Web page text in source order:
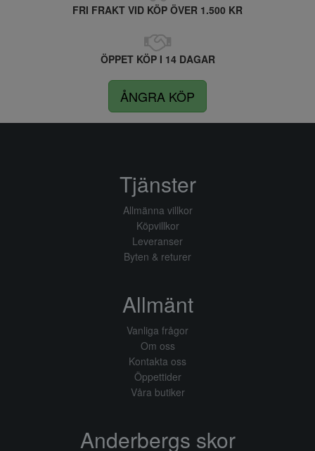
FRI FRAKT VID KÖP ÖVER 1.500 KR
ÖPPET KÖP I 14 DAGAR
ÅNGRA KÖP
Tjänster
Allmänna villkor
Köpvillkor
Leveranser
Byten & returer
Allmänt
Vanliga frågor
Om oss
Kontakta oss
Öppettider
Våra butiker
Anderbergs skor